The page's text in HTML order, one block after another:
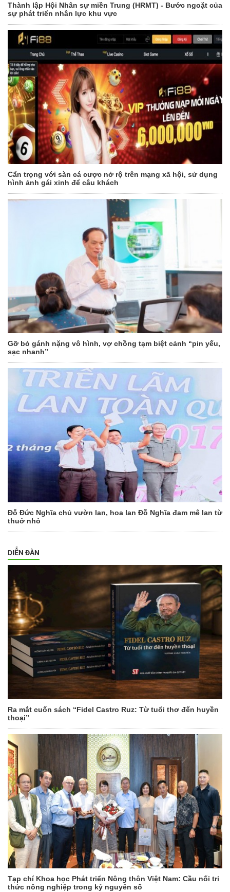
Thành lập Hội Nhân sự miền Trung (HRMT) - Bước ngoặt của
sự phát triển nhân lực khu vực
Cẩn trọng với sàn cá cược nở rộ trên mạng xã hội, sử dụng
hình ảnh gái xinh để câu khách
Gỡ bỏ gánh nặng vô hình, vợ chồng tạm biệt cảnh “pin yếu,
sạc nhanh”
Đỗ Đức Nghĩa chủ vườn lan, hoa lan Đỗ Nghĩa đam mê lan từ
thuở nhỏ
DIỄN ĐÀN
Ra mắt cuốn sách “Fidel Castro Ruz: Từ tuổi thơ đến huyền
thoại”
Tạp chí Khoa học Phát triển Nông thôn Việt Nam: Cầu nối tri
thức nông nghiệp trong kỷ nguyên số